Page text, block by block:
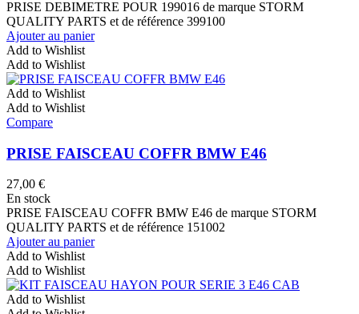
PRISE DEBIMETRE POUR 199016 de marque STORM
QUALITY PARTS et de référence 399100
Ajouter au panier
Add to Wishlist
Add to Wishlist
Add to Wishlist
Add to Wishlist
Compare
PRISE FAISCEAU COFFR BMW E46
27,00 €
En stock
PRISE FAISCEAU COFFR BMW E46 de marque STORM
QUALITY PARTS et de référence 151002
Ajouter au panier
Add to Wishlist
Add to Wishlist
Add to Wishlist